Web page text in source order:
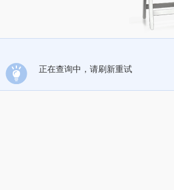
正在查询中，请刷新重试